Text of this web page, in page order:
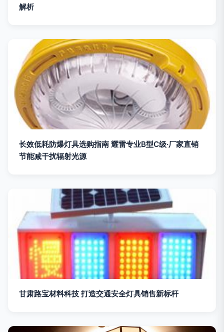
解析
长效低耗防爆灯具选购指南 耀雷专业B型C级·厂家直销
节能减干扰辐射光源
甘肃路宝材料科技 打造交通安全灯具销售新标杆